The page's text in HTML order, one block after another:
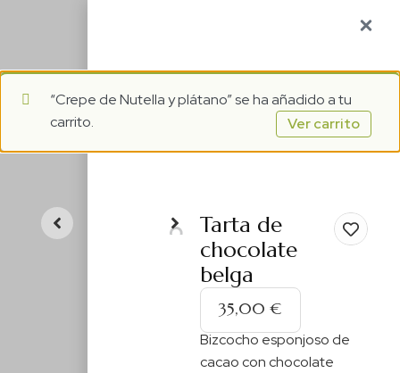
“Crepe de Nutella y plátano” se ha añadido a tu
carrito.
Ver carrito
Tarta de
chocolate
belga
35,00 €
Bizcocho esponjoso de
cacao con chocolate